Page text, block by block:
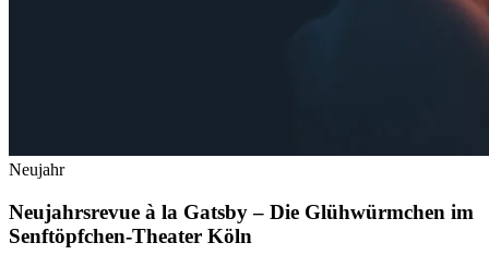
Neujahr
Neujahrsrevue à la Gatsby – Die Glühwürmchen im
Senftöpfchen-Theater Köln